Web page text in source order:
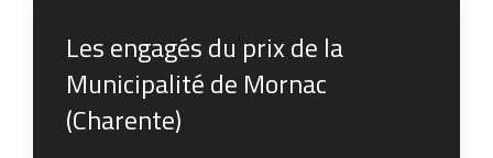
Les engagés du prix de la
Municipalité de Mornac
(Charente)